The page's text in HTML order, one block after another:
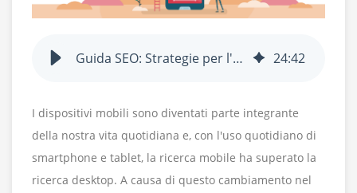
Guida SEO: Strategie per l'Ottimizzazione Mobile 24:42
I dispositivi mobili sono diventati parte integrante
della nostra vita quotidiana e, con l'uso quotidiano di
smartphone e tablet, la ricerca mobile ha superato la
ricerca desktop. A causa di questo cambiamento nel